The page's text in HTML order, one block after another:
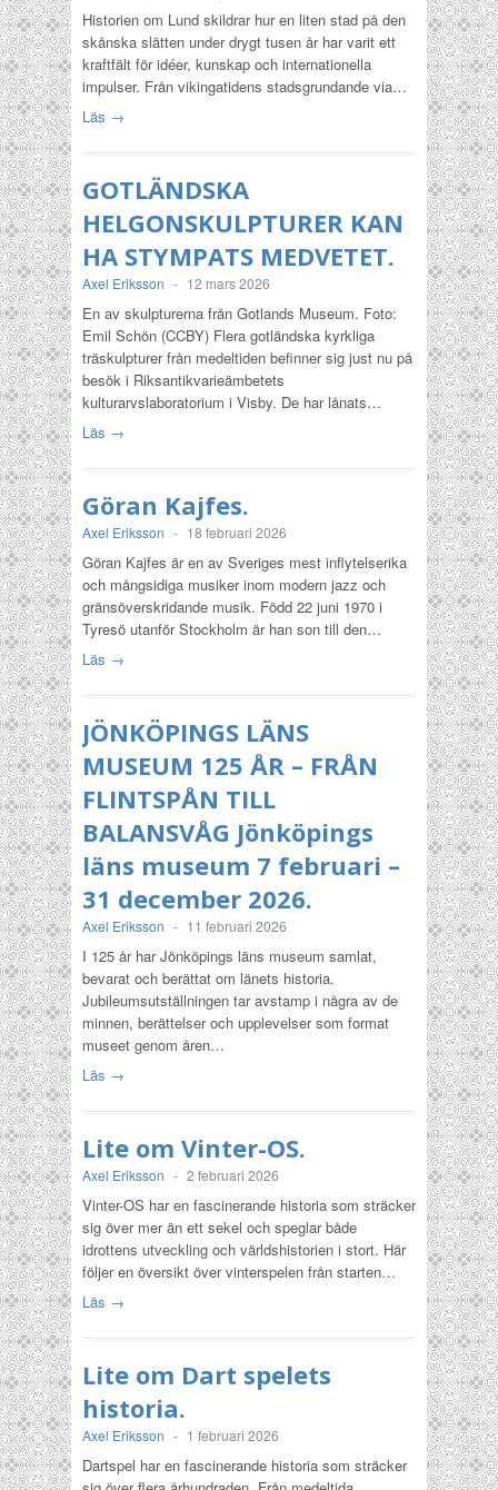
Historien om Lund skildrar hur en liten stad på den
skånska slätten under drygt tusen år har varit ett
kraftfält för idéer, kunskap och internationella
impulser. Från vikingatidens stadsgrundande via…
Läs →
GOTLÄNDSKA
HELGONSKULPTURER KAN
HA STYMPATS MEDVETET.
Axel Eriksson - 12 mars 2026
En av skulpturerna från Gotlands Museum. Foto:
Emil Schön (CCBY) Flera gotländska kyrkliga
träskulpturer från medeltiden befinner sig just nu på
besök i Riksantikvarieämbetets
kulturarvslaboratorium i Visby. De har lånats…
Läs →
Göran Kajfes.
Axel Eriksson - 18 februari 2026
Göran Kajfes är en av Sveriges mest inflytelserika
och mångsidiga musiker inom modern jazz och
gränsöverskridande musik. Född 22 juni 1970 i
Tyresö utanför Stockholm är han son till den…
Läs →
JÖNKÖPINGS LÄNS
MUSEUM 125 ÅR – FRÅN
FLINTSPÅN TILL
BALANSVÅG Jönköpings
läns museum 7 februari –
31 december 2026.
Axel Eriksson - 11 februari 2026
I 125 år har Jönköpings läns museum samlat,
bevarat och berättat om länets historia.
Jubileumsutställningen tar avstamp i några av de
minnen, berättelser och upplevelser som format
museet genom åren…
Läs →
Lite om Vinter-OS.
Axel Eriksson - 2 februari 2026
Vinter-OS har en fascinerande historia som sträcker
sig över mer än ett sekel och speglar både
idrottens utveckling och världshistorien i stort. Här
följer en översikt över vinterspelen från starten…
Läs →
Lite om Dart spelets
historia.
Axel Eriksson - 1 februari 2026
Dartspel har en fascinerande historia som sträcker